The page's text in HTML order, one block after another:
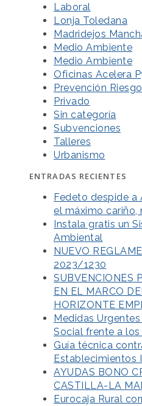
Laboral
Lonja Toledana
Madridejos
Medio Ambiente
Medio Ambiente
Oficinas Acelera
Prevención
Privado
Sin categoría
Subvenciones
Talleres
Urbanismo
ENTRADAS RECIENTES
Fedeto despide a
el máximo
Instala gratis un
Ambiental
NUEVO
2023/1230
SUBVENCIONES
EN EL MARCO
HORIZONTE
Medidas
Social frente a
Guía técnica
Establecimientos
AYUDAS BONO
CASTILLA-LA
Eurocaja Rural